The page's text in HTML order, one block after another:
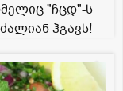
"ჩცდ"-ს
ჰგავს!